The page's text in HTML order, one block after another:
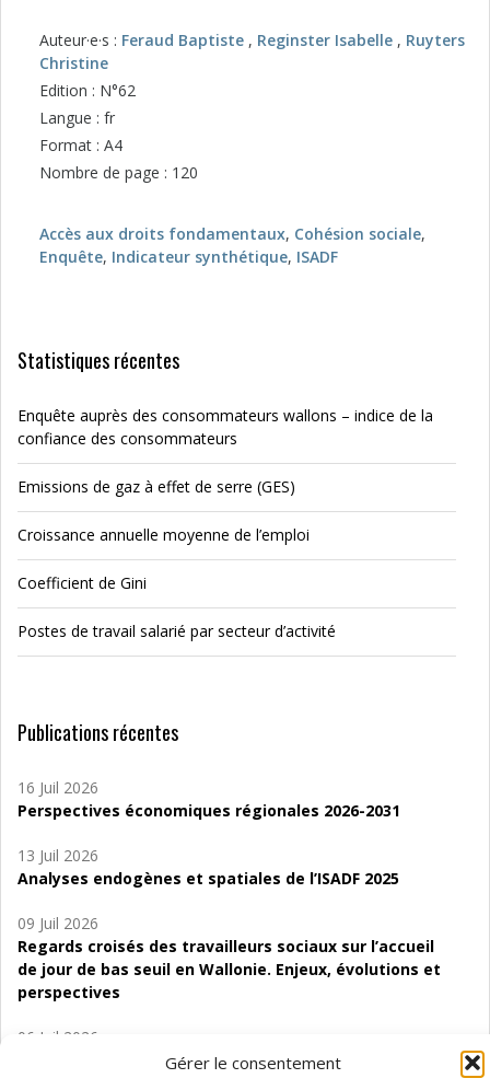
Gérer le consentement
Auteur·e·s : Feraud Baptiste , Reginster Isabelle , Ruyters
Christine
Edition : N°62
Langue : fr
Format : A4
Nombre de page : 120
Accès aux droits fondamentaux, Cohésion sociale,
Enquête, Indicateur synthétique, ISADF
Statistiques récentes
Enquête auprès des consommateurs wallons – indice de la
confiance des consommateurs
Emissions de gaz à effet de serre (GES)
Croissance annuelle moyenne de l’emploi
Coefficient de Gini
Postes de travail salarié par secteur d’activité
Publications récentes
16 Juil 2026
Perspectives économiques régionales 2026-2031
13 Juil 2026
Analyses endogènes et spatiales de l’ISADF 2025
09 Juil 2026
Regards croisés des travailleurs sociaux sur l’accueil
de jour de bas seuil en Wallonie. Enjeux, évolutions et
perspectives
06 Juil 2026
Étude d’évaluabilité des Structures